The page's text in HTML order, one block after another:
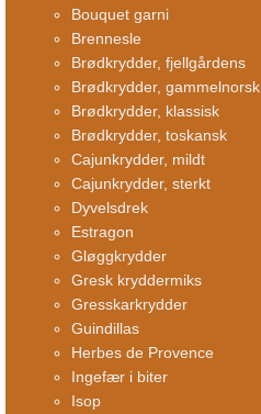
Bouquet garni
Brennesle
Brødkrydder, fjellgårdens
Brødkrydder, gammelnorsk
Brødkrydder, klassisk
Brødkrydder, toskansk
Cajunkrydder, mildt
Cajunkrydder, sterkt
Dyvelsdrek
Estragon
Gløggkrydder
Gresk kryddermiks
Gresskarkrydder
Guindillas
Herbes de Provence
Ingefær i biter
Isop